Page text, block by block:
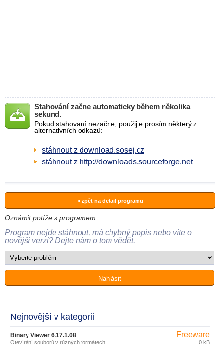
Stahování začne automaticky během několika
sekund.
Pokud stahovaní nezačne, použijte prosím některý z
alternativních odkazů:
stáhnout z download.sosej.cz
stáhnout z http://downloads.sourceforge.net
» zpět na detail programu
Oznámit potíže s programem
Program nejde stáhnout, má chybný popis nebo víte o
novější verzi? Dejte nám o tom vědět.
Nejnovější v kategorii
Binary Viewer 6.17.1.08
Otevírání souborů v různých formátech
Freeware
0 kB